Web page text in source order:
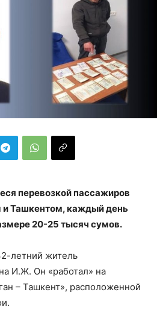
перевозкой пассажиров
Ташкентом, каждый день
20-25 тысяч сумов.
летний житель
И.Ж. Он «работал» на
– Ташкент», расположенной